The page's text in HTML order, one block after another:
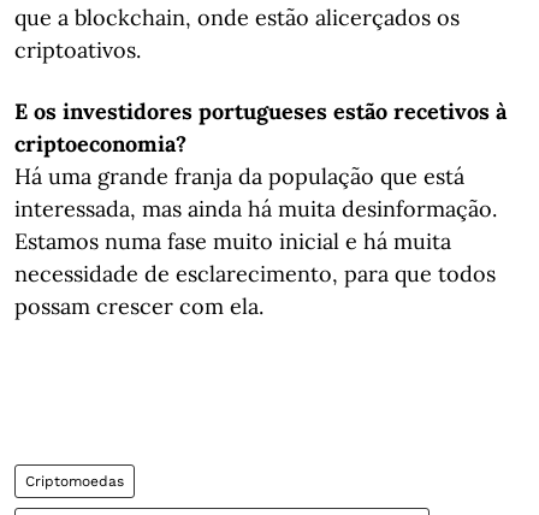
que a blockchain, onde estão alicerçados os
criptoativos.
E os investidores portugueses estão recetivos à
criptoeconomia?
Há uma grande franja da população que está
interessada, mas ainda há muita desinformação.
Estamos numa fase muito inicial e há muita
necessidade de esclarecimento, para que todos
possam crescer com ela.
Criptomoedas